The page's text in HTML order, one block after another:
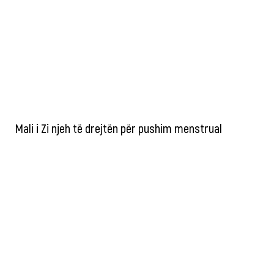
Mali i Zi njeh të drejtën për pushim menstrual